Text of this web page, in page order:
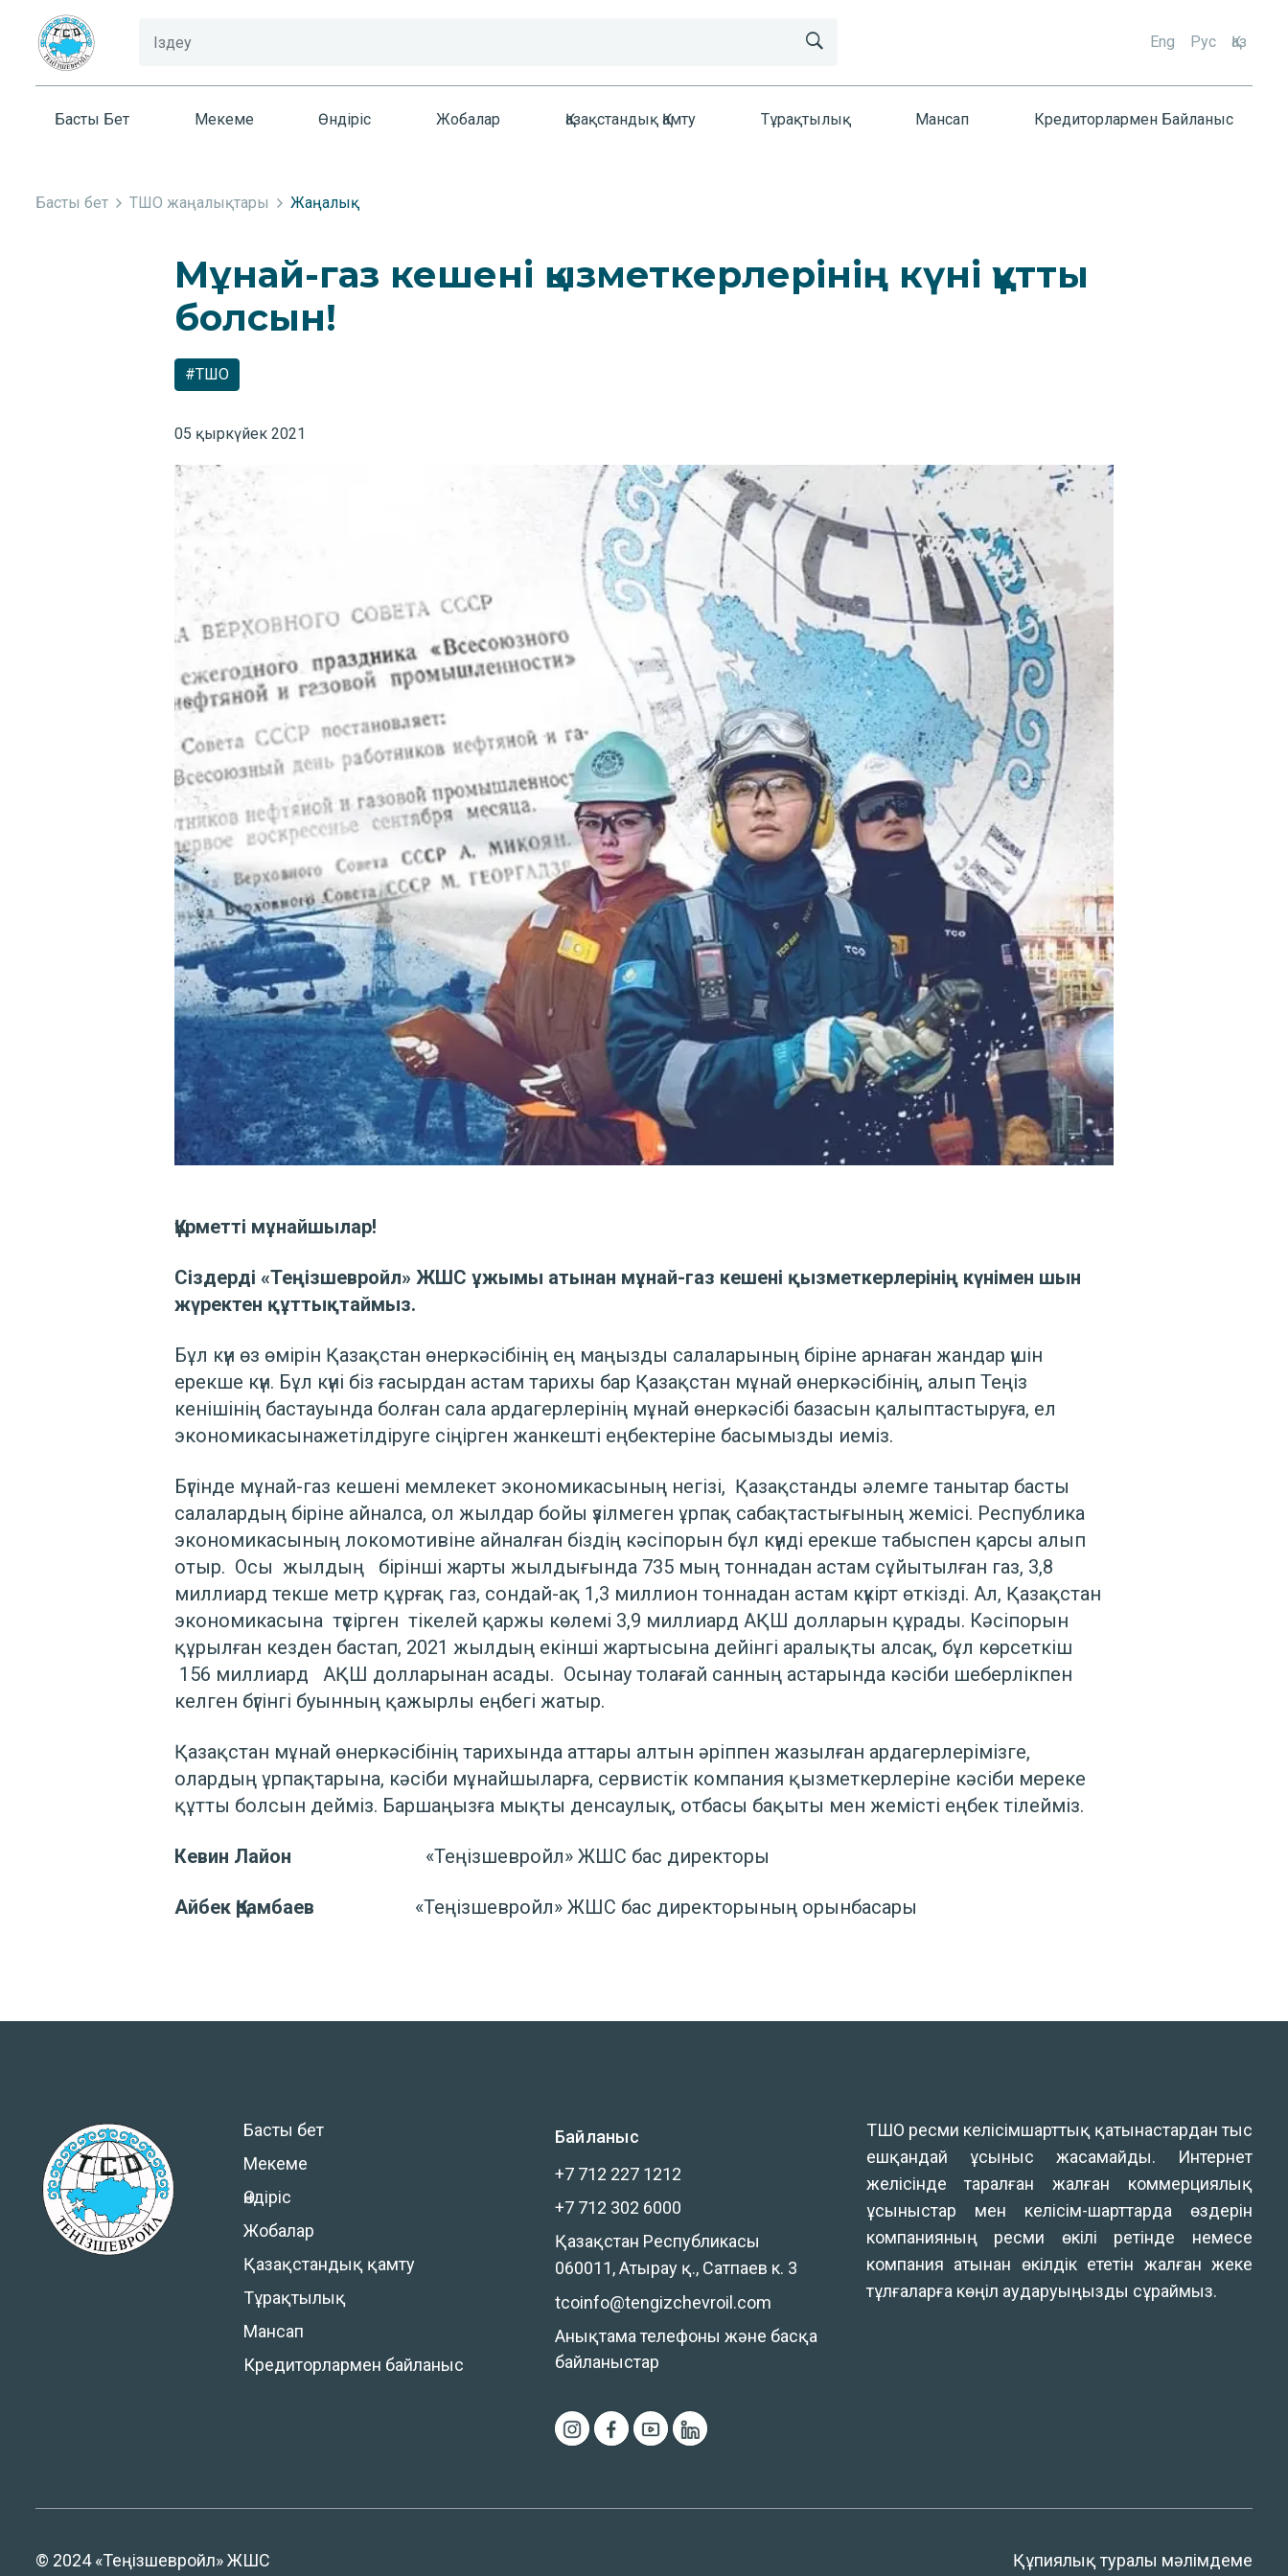
Eng Рус Қаз
Басты Бет Мекеме Өндіріс Жобалар Қазақстандық Қамту Тұрақтылық Мансап Кредиторлармен Байланыс
Басты бет ТШО жаңалықтары Жаңалық
Мұнай-газ кешені қызметкерлерінің күні құтты
болсын!
#ТШО
05 қыркүйек 2021
Құрметті мұнайшылар!
Сіздерді «Теңізшевройл» ЖШС ұжымы атынан мұнай-газ кешені қызметкерлерінің күнімен шын
жүректен құттықтаймыз.
Бұл күн өз өмірін Қазақстан өнеркәсібінің ең маңызды салаларының біріне арнаған жандар үшін
ерекше күн. Бұл күні біз ғасырдан астам тарихы бар Қазақстан мұнай өнеркәсібінің, алып Теңіз
кенішінің бастауында болған сала ардагерлерінің мұнай өнеркәсібі базасын қалыптастыруға, ел
экономикасынажетілдіруге сіңірген жанкешті еңбектеріне басымызды иеміз.
Бүгінде мұнай-газ кешені мемлекет экономикасының негізі, Қазақстанды әлемге танытар басты
салалардың біріне айналса, ол жылдар бойы үзілмеген ұрпақ сабақтастығының жемісі. Республика
экономикасының локомотивіне айналған біздің кәсіпорын бұл күнді ерекше табыспен қарсы алып
отыр. Осы жылдың бірінші жарты жылдығында 735 мың тоннадан астам сұйытылған газ, 3,8
миллиард текше метр құрғақ газ, сондай-ақ 1,3 миллион тоннадан астам күкірт өткізді. Ал, Қазақстан
экономикасына түсірген тікелей қаржы көлемі 3,9 миллиард АҚШ долларын құрады. Кәсіпорын
құрылған кезден бастап, 2021 жылдың екінші жартысына дейінгі аралықты алсақ, бұл көрсеткіш
156 миллиард АҚШ долларынан асады. Осынау толағай санның астарында кәсіби шеберлікпен
келген бүгінгі буынның қажырлы еңбегі жатыр.
Қазақстан мұнай өнеркәсібінің тарихында аттары алтын әріппен жазылған ардагерлерімізге,
олардың ұрпақтарына, кәсіби мұнайшыларға, сервистік компания қызметкерлеріне кәсіби мереке
құтты болсын дейміз. Баршаңызға мықты денсаулық, отбасы бақыты мен жемісті еңбек тілейміз.
Кевин Лайон «Теңізшевройл» ЖШС бас директоры
Айбек Қрамбаев «Теңізшевройл» ЖШС бас директорының орынбасары
Басты бет
Мекеме
Өндіріс
Жобалар
Қазақстандық қамту
Тұрақтылық
Мансап
Кредиторлармен байланыс
Байланыс
+7 712 227 1212
+7 712 302 6000
Қазақстан Республикасы
060011, Атырау қ., Сатпаев к. 3
tcoinfo@tengizchevroil.com
Анықтама телефоны және басқа
байланыстар
ТШО ресми келісімшарттық қатынастардан тыс
ешқандай ұсыныс жасамайды. Интернет
желісінде таралған жалған коммерциялық
ұсыныстар мен келісім-шарттарда өздерін
компанияның ресми өкілі ретінде немесе
компания атынан өкілдік ететін жалған жеке
тұлғаларға көңіл аударуыңызды сұраймыз.
© 2024 «Теңізшевройл» ЖШС Құпиялық туралы мәлімдеме